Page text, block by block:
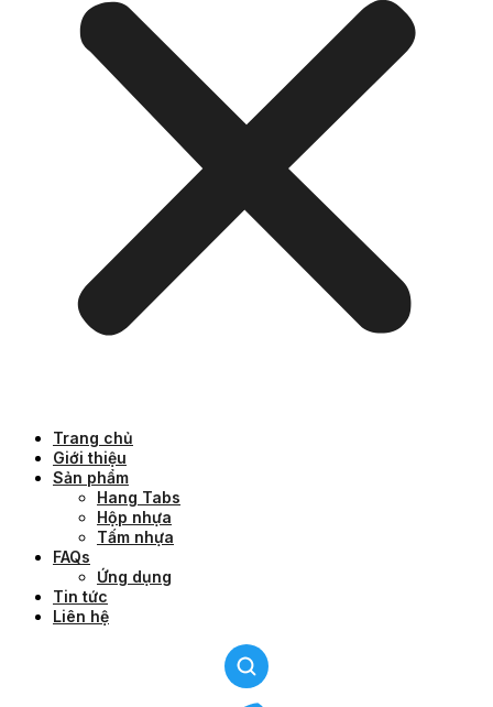
Trang chủ
Giới thiệu
Sản phẩm
Hang Tabs
Hộp nhựa
Tấm nhựa
FAQs
Ứng dụng
Tin tức
Liên hệ